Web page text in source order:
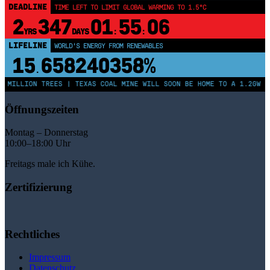
DEADLINE TIME LEFT TO LIMIT GLOBAL WARMING TO 1.5°C
2YRS347DAYS 01: 55: 06
LIFELINE WORLD'S ENERGY FROM RENEWABLES
15. 658240358%
MILLION TREES | TEXAS COAL MINE WILL SOON BE HOME TO A 1.2GW
Öffnungszeiten
Montag – Donnerstag
10:00–18:00 Uhr
Freitags male ich Kühe.
Zertifizierung
Rechtliches
Impressum